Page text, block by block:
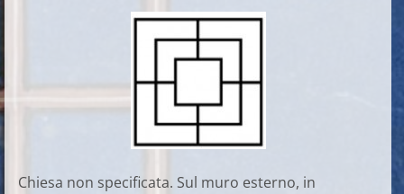
Chiesa non specificata. Sul muro esterno, in